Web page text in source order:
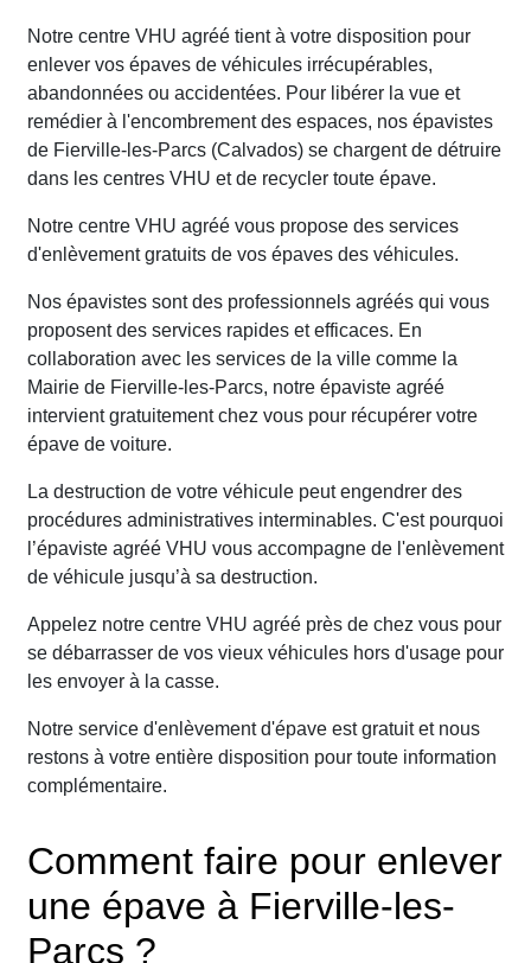
Notre centre VHU agréé tient à votre disposition pour
enlever vos épaves de véhicules irrécupérables,
abandonnées ou accidentées. Pour libérer la vue et
remédier à l'encombrement des espaces, nos épavistes
de Fierville-les-Parcs (Calvados) se chargent de détruire
dans les centres VHU et de recycler toute épave.
Notre centre VHU agréé vous propose des services
d'enlèvement gratuits de vos épaves des véhicules.
Nos épavistes sont des professionnels agréés qui vous
proposent des services rapides et efficaces. En
collaboration avec les services de la ville comme la
Mairie de Fierville-les-Parcs, notre épaviste agréé
intervient gratuitement chez vous pour récupérer votre
épave de voiture.
La destruction de votre véhicule peut engendrer des
procédures administratives interminables. C'est pourquoi
l’épaviste agréé VHU vous accompagne de l'enlèvement
de véhicule jusqu’à sa destruction.
Appelez notre centre VHU agréé près de chez vous pour
se débarrasser de vos vieux véhicules hors d'usage pour
les envoyer à la casse.
Notre service d'enlèvement d'épave est gratuit et nous
restons à votre entière disposition pour toute information
complémentaire.
Comment faire pour enlever
une épave à Fierville-les-
Parcs ?